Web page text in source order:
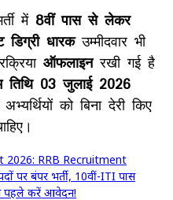
में 8वीं पास से लेकर
धारकउम्मीदवार भी
ऑफलाइनरखी गई है
तिथि 03 जुलाई 2026
को बिना देरी किए
2026: RRB Recruitment
पर बंपर भर्ती, 10वीं-ITI पास
पहले करें आवेदन!